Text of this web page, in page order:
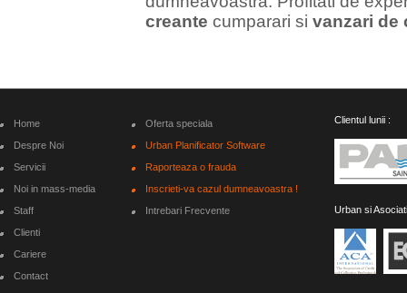
creante cumparari si vanzari de
Home
Despre Noi
Servicii
Noi in mass-media
Staff
Clienti
Cariere
Contact
Oferta speciala
Urban Planificator Software
Raporteaza o frauda
Inscrieti-va cazul dumneavoastra !
Intrebari Frecvente
Clientul lunii :
Urban si